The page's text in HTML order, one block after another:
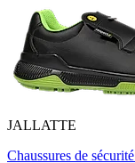
JALLATTE
Chaussures de